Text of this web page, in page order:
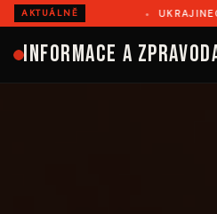
AKTUÁLNĚUKRAJINEC SE POKUSIL
Informace a